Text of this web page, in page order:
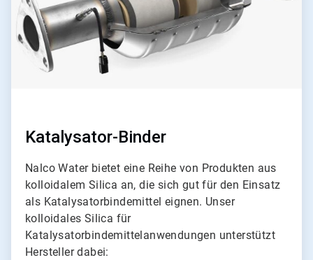
Katalysator-Binder
Nalco Water bietet eine Reihe von Produkten aus
kolloidalem Silica an, die sich gut für den Einsatz
als Katalysatorbindemittel eignen. Unser
kolloidales Silica für
Katalysatorbindemittelanwendungen unterstützt
Hersteller dabei: